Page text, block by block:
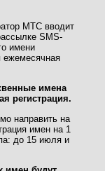
МТС вводит
SMS-
имени
ежемесячная
имена
регистрация.
направить на
имен на 1
до 15 июля и